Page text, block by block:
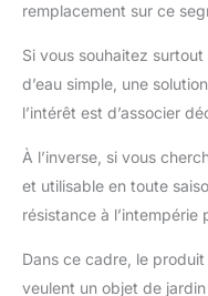
remplacement sur ce
Si vous souhaitez
d’eau simple, une
l’intérêt est d’associer
À l’inverse, si vous
et utilisable en toute
résistance à l’intempérie
Dans ce cadre, le
veulent un objet de